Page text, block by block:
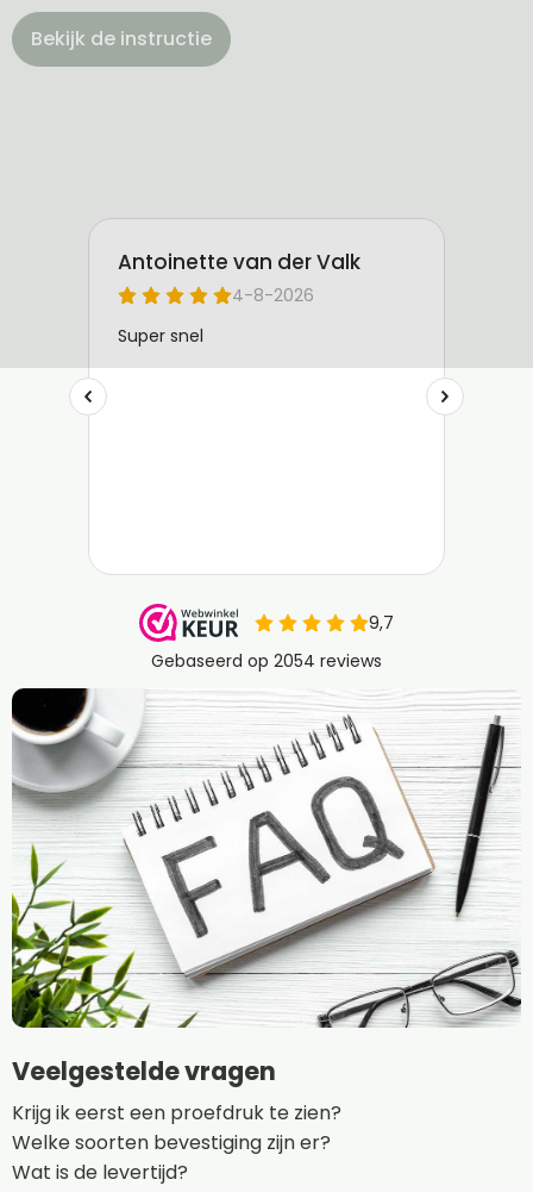
Bekijk de instructie
Veelgestelde vragen
Krijg ik eerst een proefdruk te zien?
Welke soorten bevestiging zijn er?
Wat is de levertijd?